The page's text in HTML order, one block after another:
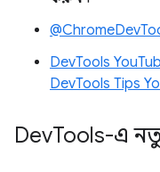
DevTools
DevTools Tips
DevTools-এ